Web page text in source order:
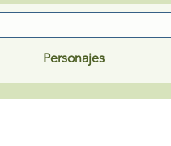
Personajes